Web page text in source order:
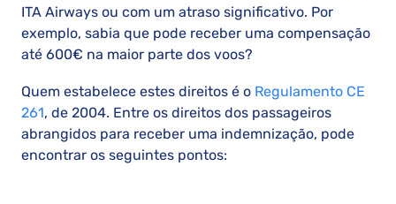
ITA Airways ou com um atraso significativo. Por
exemplo, sabia que pode receber uma compensação
até 600€ na maior parte dos voos?
Quem estabelece estes direitos é o Regulamento CE
261, de 2004. Entre os direitos dos passageiros
abrangidos para receber uma indemnização, pode
encontrar os seguintes pontos: